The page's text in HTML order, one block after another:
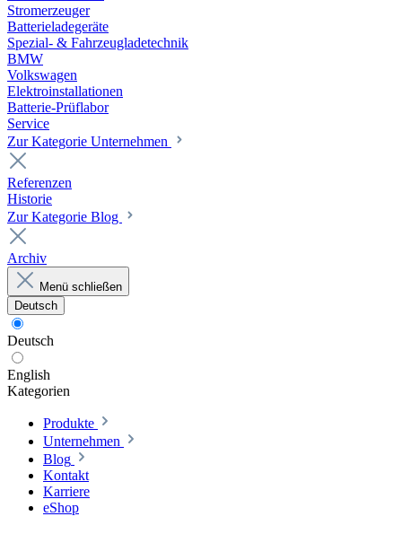
Stromerzeuger
Batterieladegeräte
Spezial- & Fahrzeugladetechnik
BMW
Volkswagen
Elektroinstallationen
Batterie-Prüflabor
Service
Zur Kategorie Unternehmen
Referenzen
Historie
Zur Kategorie Blog
Archiv
Menü schließen
Deutsch
Deutsch
English
Kategorien
Produkte
Unternehmen
Blog
Kontakt
Karriere
eShop